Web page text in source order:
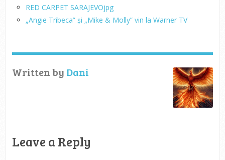
RED CARPET SARAJEVOjpg
„Angie Tribeca” și „Mike & Molly” vin la Warner TV
Written by Dani
Leave a Reply